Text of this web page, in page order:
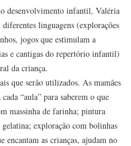
desenvolvimento infantil, Valéria
linguagens (explorações
jogos que estimulam a
e cantigas do repertório infantil)
da criança.
que serão utilizados. As mamães
“aula” para saberem o que
massinha de farinha; pintura
exploração com bolinhas
encantam as crianças, ajudam no